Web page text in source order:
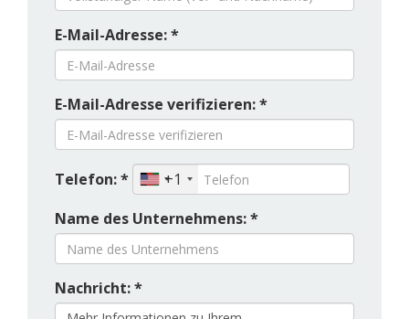
E-Mail-Adresse: *
E-Mail-Adresse verifizieren: *
Telefon: *
+1
Name des Unternehmens: *
Nachricht: *